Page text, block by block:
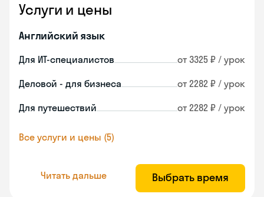
Услуги и цены
Английский язык
Для ИТ-специалистов от 3325 ₽ / урок
Деловой - для бизнеса от 2282 ₽ / урок
Для путешествий от 2282 ₽ / урок
Все услуги и цены (5)
Читать дальше Выбрать время